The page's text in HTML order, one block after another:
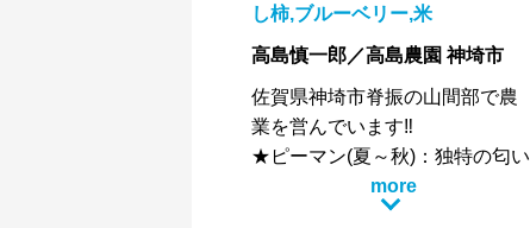
し柿,ブルーベリー,米
高島慎一郎／高島農園 神埼市
佐賀県神埼市脊振の山間部で農
業を営んでいます‼
★ピーマン(夏～秋)：独特の匂い
や苦味が少なく、甘味のあるピ
ーマンです。苦手な方でも、
more